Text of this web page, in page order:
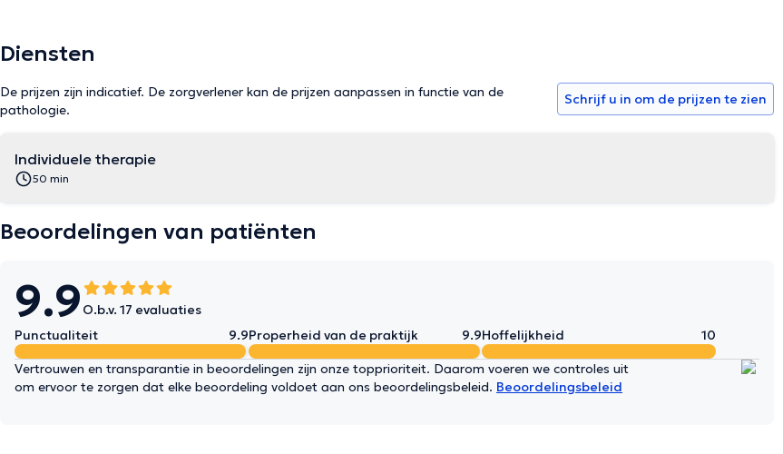
Diensten
De prijzen zijn indicatief. De zorgverlener kan de prijzen aanpassen in functie van de
pathologie.
Schrijf u in om de prijzen te zien
Individuele therapie
50 min
Beoordelingen van patiënten
9.9 O.b.v. 17 evaluaties
Punctualiteit
9.9Properheid van de praktijk 9.9Hoffelijkheid 10
Vertrouwen en transparantie in beoordelingen zijn onze topprioriteit. Daarom voeren we controles uit
om ervoor te zorgen dat elke beoordeling voldoet aan ons beoordelingsbeleid. Beoordelingsbeleid